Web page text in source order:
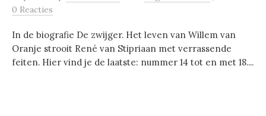
0 Reacties
In de biografie De zwijger. Het leven van Willem van
Oranje strooit René van Stipriaan met verrassende
feiten. Hier vind je de laatste: nummer 14 tot en met 18....